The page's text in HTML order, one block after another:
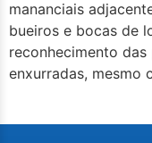
mananciais
bueiros e bocas de
reconhecimento
enxurradas, mesmo